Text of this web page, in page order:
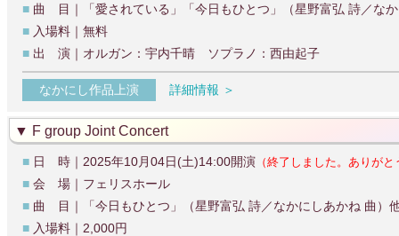
■ 曲 目｜「愛されている」「今日もひとつ」（星野富弘 詩／な
■ 入場料｜無料
■ 出 演｜オルガン：宇内千晴 ソプラノ：西由起子
なかにし作品上演 詳細情報 ＞
F group Joint Concert
■ 日 時｜2025年10月04日(土)14:00開演 （終了しました。ありが
■ 会 場｜フェリスホール
■ 曲 目｜「今日もひとつ」（星野富弘 詩／なかにしあかね 曲）
■ 入場料｜2,000円